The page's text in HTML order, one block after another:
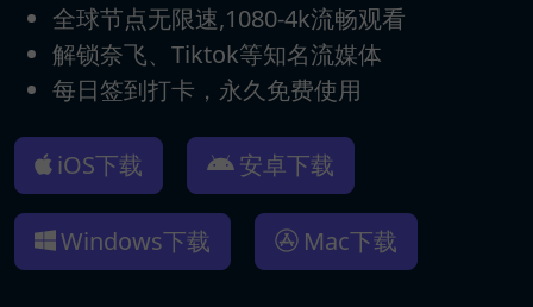
全球节点无限速,1080-4k流畅观看
解锁奈飞、Tiktok等知名流媒体
每日签到打卡，永久免费使用
iOS下载 安卓下载
Windows下载 Mac下载